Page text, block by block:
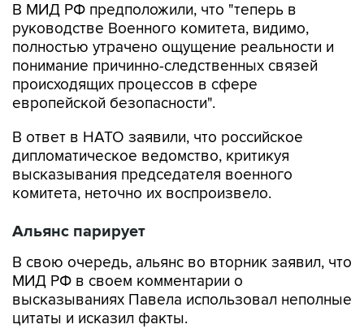
В МИД РФ предположили, что "теперь в
руководстве Военного комитета, видимо,
полностью утрачено ощущение реальности и
понимание причинно-следственных связей
происходящих процессов в сфере
европейской безопасности".
В ответ в НАТО заявили, что российское
дипломатическое ведомство, критикуя
высказывания председателя военного
комитета, неточно их воспроизвело.
Альянс парирует
В свою очередь, альянс во вторник заявил, что
МИД РФ в своем комментарии о
высказываниях Павела использовал неполные
цитаты и исказил факты.